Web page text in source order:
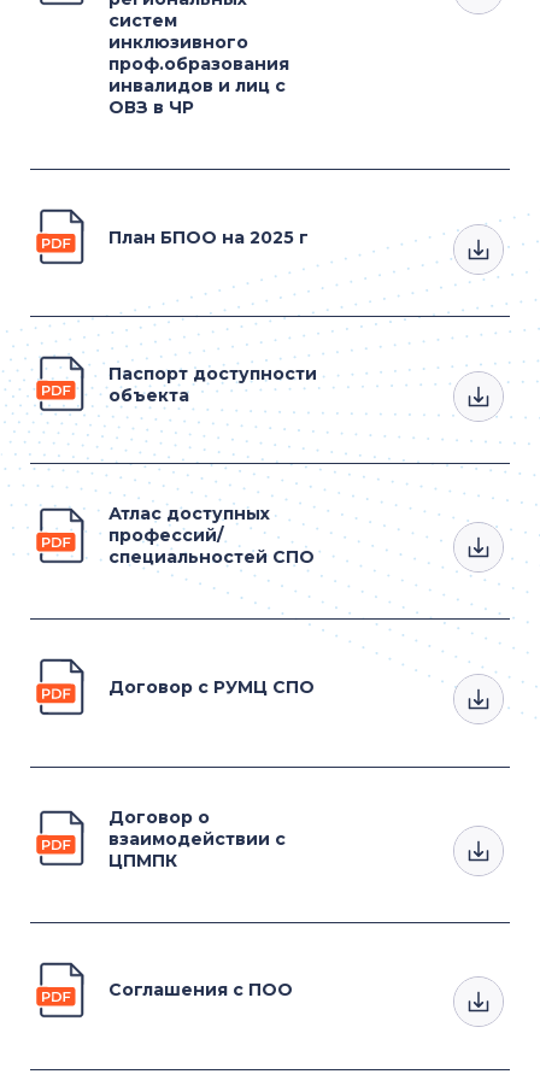
систем
инклюзивного
проф.образования
инвалидов и лиц с
ОВЗ в ЧР
План БПОО на 2025 г
Паспорт доступности
объекта
Атлас доступных
профессий/
специальностей СПО
Договор с РУМЦ СПО
Договор о
взаимодействии с
ЦПМПК
Соглашения с ПОО